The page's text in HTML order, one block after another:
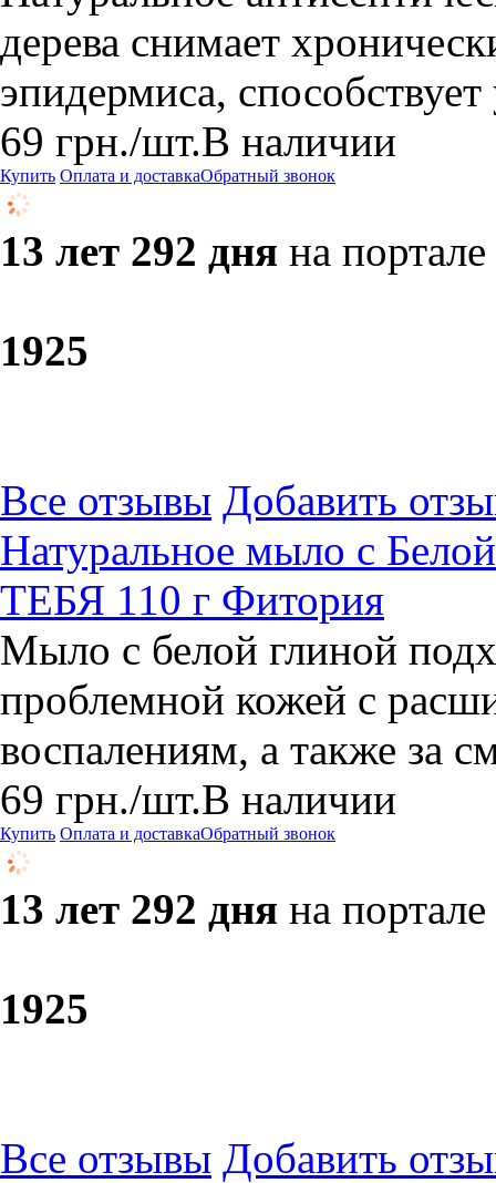
дерева снимает
эпидермиса,
69 грн./шт.В наличии
Купить Оплата и доставкаОбратный звонок
13 лет 292 дня на портале
1925
Все отзывы Добавить
Натуральное мыло с
ТЕБЯ 110 г Фитория
Мыло с белой глиной
проблемной кожей с
воспалениям, а также за
69 грн./шт.В наличии
Купить Оплата и доставкаОбратный звонок
13 лет 292 дня на портале
1925
Все отзывы Добавить